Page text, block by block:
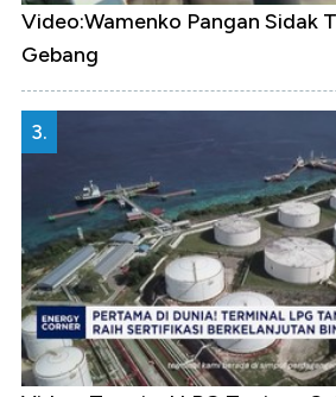
Video:Wamenko Pangan Sidak
Gebang
3.